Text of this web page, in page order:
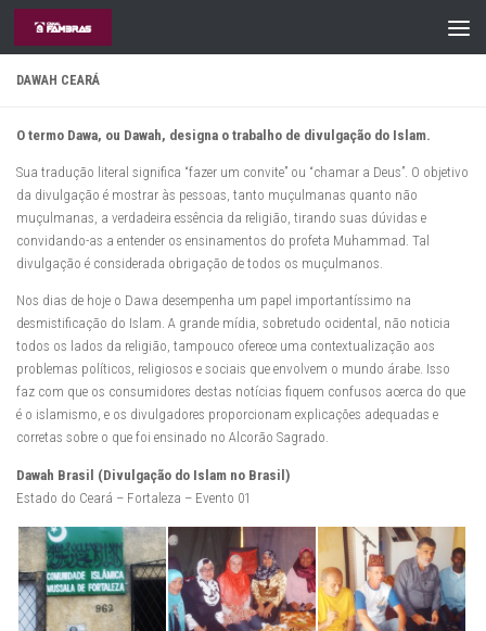
Skip to content
DAWAH CEARÁ
O termo Dawa, ou Dawah, designa o trabalho de divulgação do Islam.
Sua tradução literal significa “fazer um convite” ou “chamar a Deus”. O objetivo
da divulgação é mostrar às pessoas, tanto muçulmanas quanto não
muçulmanas, a verdadeira essência da religião, tirando suas dúvidas e
convidando-as a entender os ensinamentos do profeta Muhammad. Tal
divulgação é considerada obrigação de todos os muçulmanos.
Nos dias de hoje o Dawa desempenha um papel importantíssimo na
desmistificação do Islam. A grande mídia, sobretudo ocidental, não noticia
todos os lados da religião, tampouco oferece uma contextualização aos
problemas políticos, religiosos e sociais que envolvem o mundo árabe. Isso
faz com que os consumidores destas notícias fiquem confusos acerca do que
é o islamismo, e os divulgadores proporcionam explicações adequadas e
corretas sobre o que foi ensinado no Alcorão Sagrado.
Dawah Brasil (Divulgação do Islam no Brasil)
Estado do Ceará – Fortaleza – Evento 01